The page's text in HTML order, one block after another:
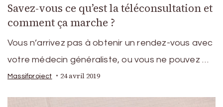
Savez-vous ce qu’est la téléconsultation et
comment ça marche ?
Vous n’arrivez pas à obtenir un rendez-vous avec
votre médecin généraliste, ou vous ne pouvez …
Massifproject 24 avril 2019